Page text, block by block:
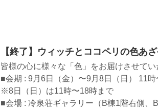
【終了】ウィッチとココペリの色あ
皆様の心に様々な「色」をお届けさせて
■会期 : 9月6日（金）〜9月8日（日） 11時
※8日（日）は11時〜18時まで
■会場 : 冷泉荘ギャラリー（B棟1階右側、